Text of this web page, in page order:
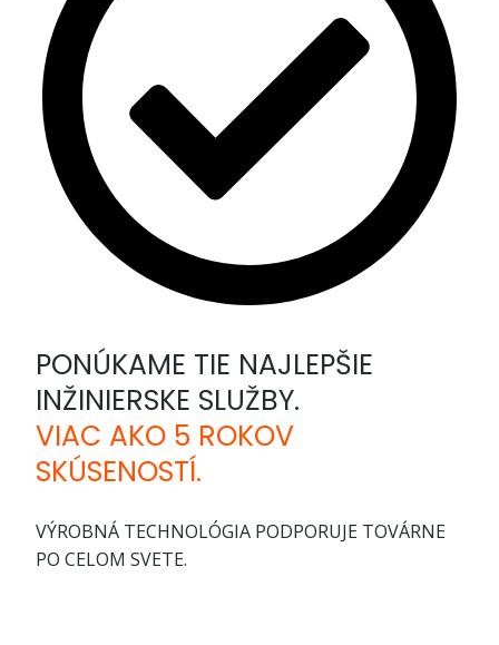
PONÚKAME TIE NAJLEPŠIE
INŽINIERSKE SLUŽBY.
VIAC AKO 5 ROKOV
SKÚSENOSTÍ.
VÝROBNÁ TECHNOLÓGIA PODPORUJE TOVÁRNE
PO CELOM SVETE.